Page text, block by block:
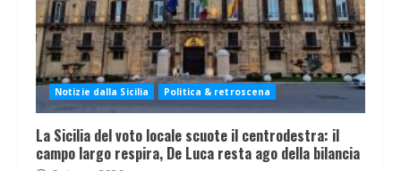
Notizie dalla Sicilia Politica & retroscena
La Sicilia del voto locale scuote il centrodestra: il
campo largo respira, De Luca resta ago della bilancia